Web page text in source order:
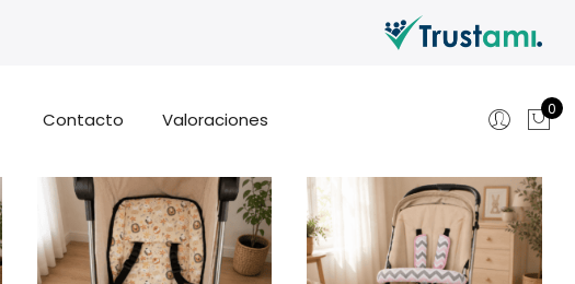
Contacto Valoraciones 0